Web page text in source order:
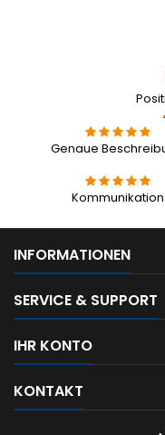
Genaue
Kommunikation
INFORMATIONEN
SERVICE & SUPPORT
IHR KONTO
KONTAKT